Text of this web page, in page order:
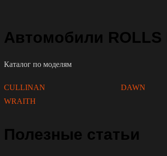
Автомобили ROLLS
Каталог по моделям
CULLINAN DAWN
WRAITH
Полезные статьи